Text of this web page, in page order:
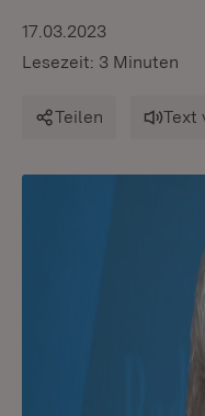
17.03.2023
Lesezeit: 3 Minuten
Teilen Text